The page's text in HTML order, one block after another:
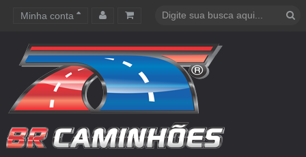
Minha conta